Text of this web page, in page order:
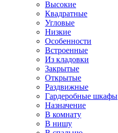
Высокие
Квадратные
Угловые
Низкие
Особенности
Встроенные
Из кладовки
Закрытые
Открытые
Раздвижные
Гардеробные шкафы
Назначение
В комнату
В нишу